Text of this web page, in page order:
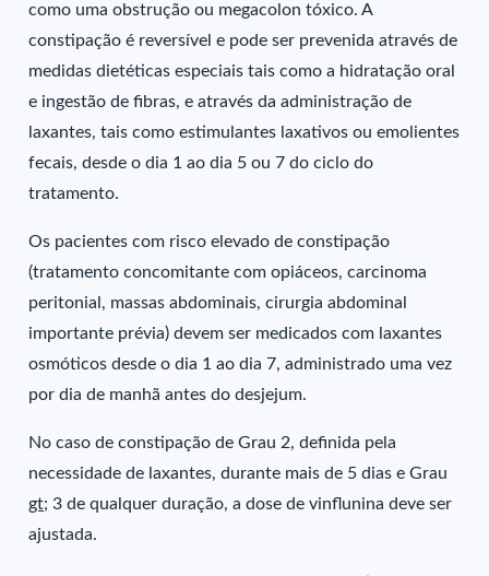
como uma obstrução ou megacolon tóxico. A
constipação é reversível e pode ser prevenida através de
medidas dietéticas especiais tais como a hidratação oral
e ingestão de fibras, e através da administração de
laxantes, tais como estimulantes laxativos ou emolientes
fecais, desde o dia 1 ao dia 5 ou 7 do ciclo do
tratamento.
Os pacientes com risco elevado de constipação
(tratamento concomitante com opiáceos, carcinoma
peritonial, massas abdominais, cirurgia abdominal
importante prévia) devem ser medicados com laxantes
osmóticos desde o dia 1 ao dia 7, administrado uma vez
por dia de manhã antes do desjejum.
No caso de constipação de Grau 2, definida pela
necessidade de laxantes, durante mais de 5 dias e Grau
gt; 3 de qualquer duração, a dose de vinflunina deve ser
ajustada.